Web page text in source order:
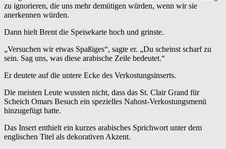
zu ignorieren, die uns mehr demütigen würden, wenn wir sie
anerkennen würden.
Dann hielt Brent die Speisekarte hoch und grinste.
„Versuchen wir etwas Spaßiges“, sagte er. „Du scheinst scharf zu
sein. Sag uns, was diese arabische Zeile bedeutet.“
Er deutete auf die untere Ecke des Verkostungsinserts.
Die meisten Leute wussten nicht, dass das St. Clair Grand für
Scheich Omars Besuch ein spezielles Nahost-Verkostungsmenü
hinzugefügt hatte.
Das Insert enthielt ein kurzes arabisches Sprichwort unter dem
englischen Titel als dekorativen Akzent.